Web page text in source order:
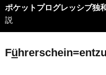
ポケットプログレッシブ独
説
Fü